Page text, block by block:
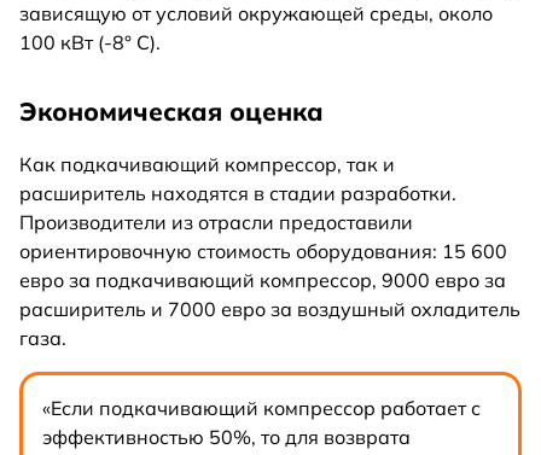
зависящую от условий окружающей среды, около
100 кВт (-8° C).
Экономическая оценка
Как подкачивающий компрессор, так и
расширитель находятся в стадии разработки.
Производители из отрасли предоставили
ориентировочную стоимость оборудования: 15 600
евро за подкачивающий компрессор, 9000 евро за
расширитель и 7000 евро за воздушный охладитель
газа.
«Если подкачивающий компрессор работает с
эффективностью 50%, то для возврата